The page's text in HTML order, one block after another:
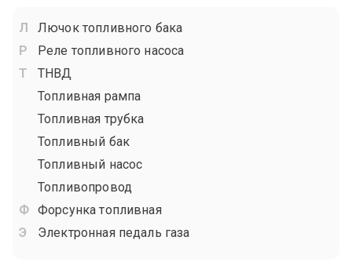
Лючок топливного бака
Реле топливного насоса
ТНВД
Топливная рампа
Топливная трубка
Топливный бак
Топливный насос
Топливопровод
Форсунка топливная
Электронная педаль газа